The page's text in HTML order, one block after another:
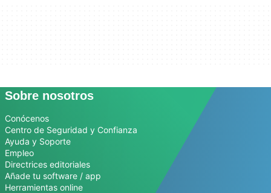
Sobre nosotros
Conócenos
Centro de Seguridad y Confianza
Ayuda y Soporte
Empleo
Directrices editoriales
Añade tu software / app
Herramientas online